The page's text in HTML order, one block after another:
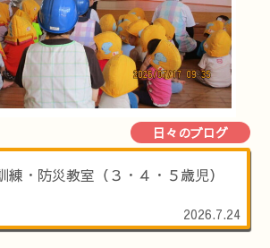
日々のブログ
・防災教室（３・４・５歳児）
2026.7.24